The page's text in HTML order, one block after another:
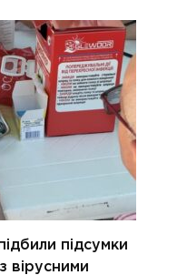
підсумки
вірусними